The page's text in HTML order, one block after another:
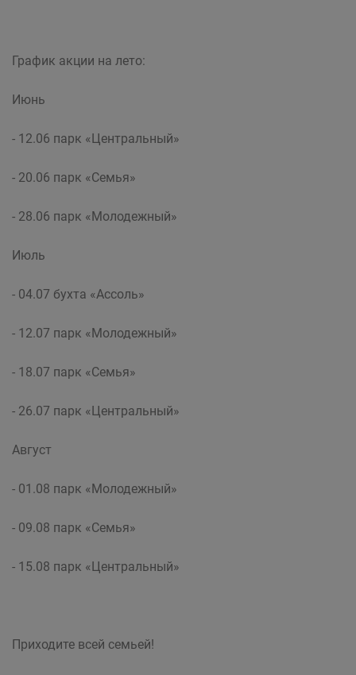
График акции на лето:
Июнь
- 12.06 парк «Центральный»
- 20.06 парк «Семья»
- 28.06 парк «Молодежный»
Июль
- 04.07 бухта «Ассоль»
- 12.07 парк «Молодежный»
- 18.07 парк «Семья»
- 26.07 парк «Центральный»
Август
- 01.08 парк «Молодежный»
- 09.08 парк «Семья»
- 15.08 парк «Центральный»
Приходите всей семьей!